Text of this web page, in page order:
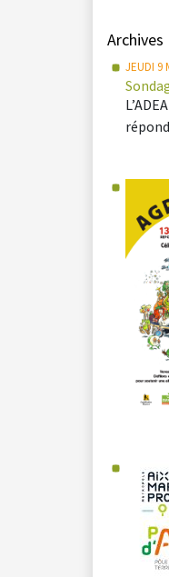
Archives
JEUDI 9